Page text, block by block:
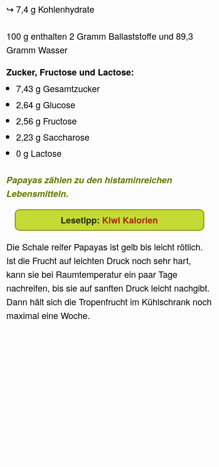
7,4 g Kohlenhydrate
100 g enthalten 2 Gramm Ballaststoffe und 89,3
Gramm Wasser
Zucker, Fructose und Lactose:
7,43 g Gesamtzucker
2,64 g Glucose
2,56 g Fructose
2,23 g Saccharose
0 g Lactose
Papayas zählen zu den histaminreichen
Lebensmitteln.
Kiwi Kalorien
Die Schale reifer Papayas ist gelb bis leicht rötlich.
Ist die Frucht auf leichten Druck noch sehr hart,
kann sie bei Raumtemperatur ein paar Tage
nachreifen, bis sie auf sanften Druck leicht nachgibt.
Dann hält sich die Tropenfrucht im Kühlschrank noch
maximal eine Woche.